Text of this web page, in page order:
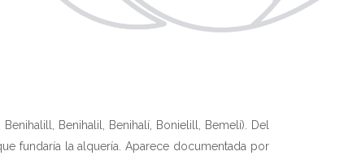
Benihalil, Benihalí, Bonielill, Bemelí). Del
fundaría la alquería. Aparece documentada por